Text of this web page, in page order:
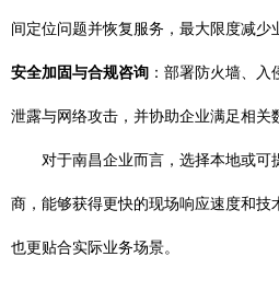
间定位问题并恢复服务，最大限度减少
安全加固与合规咨询 ：部署防火墙、
泄露与网络攻击，并协助企业满足相关
对于南昌企业而言，选择本地或可
商，能够获得更快的现场响应速度和技
也更贴合实际业务场景。